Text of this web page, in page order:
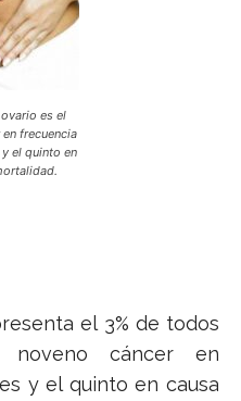
es el
frecuencia
el quinto en
el 3% de todos
cáncer en
y el quinto en causa